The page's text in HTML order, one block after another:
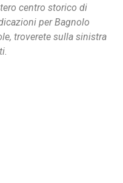
centro storico di
per Bagnolo
troverete sulla sinistra